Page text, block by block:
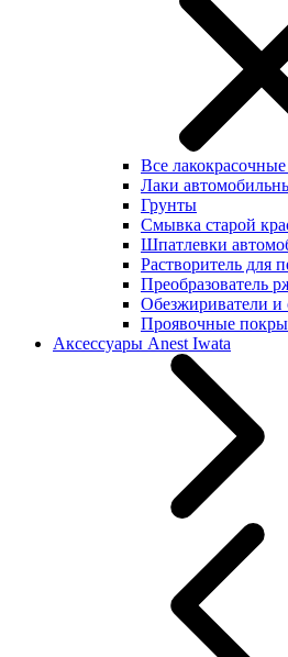
Все
Лаки
Грунты
Смывка старой
Шпатлевки
Растворитель для
Преобразователь
Обезжириватели и
Проявочные
Аксессуары Anest Iwata